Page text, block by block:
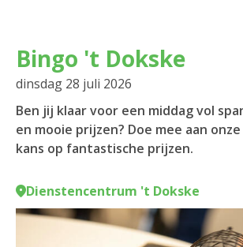
Bingo 't Dokske
dinsdag 28 juli 2026
Ben jij klaar voor een middag vol
en mooie prijzen? Doe mee aan
kans op fantastische prijzen.
Dienstencentrum 't Dokske